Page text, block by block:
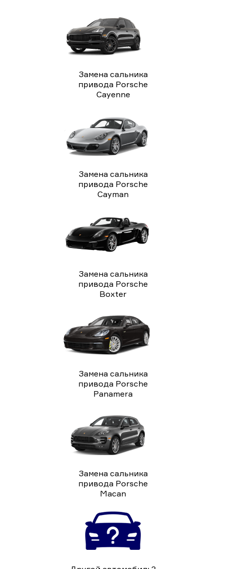
Замена сальника
привода Porsche
Cayenne
Замена сальника
привода Porsche
Cayman
Замена сальника
привода Porsche
Boxter
Замена сальника
привода Porsche
Panamera
Замена сальника
привода Porsche
Macan